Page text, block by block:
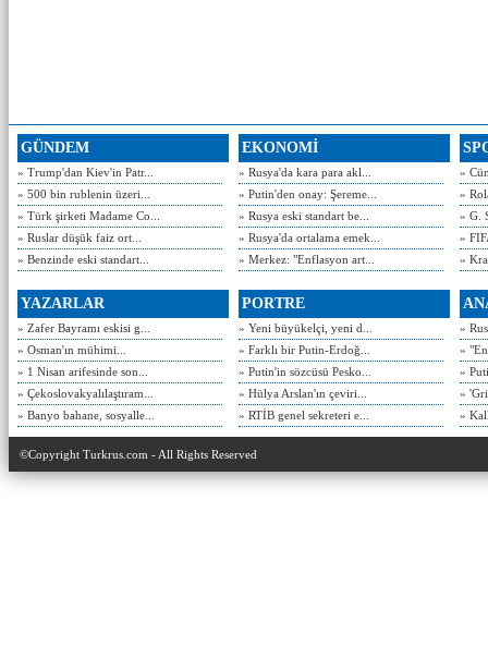
GÜNDEM
» Trump'dan Kiev'in Patr...
» 500 bin rublenin üzeri...
» Türk şirketi Madame Co...
» Ruslar düşük faiz ort...
» Benzinde eski standart...
EKONOMİ
» Rusya'da kara para akl...
» Putin'den onay: Şereme...
» Rusya eski standart be...
» Rusya'da ortalama emek...
» Merkez: "Enflasyon art...
»
»
» G.
»
»
YAZARLAR
» Zafer Bayramı eskisi g...
» Osman'ın mühimi...
» 1 Nisan arifesinde son...
» Çekoslovakyalılaştıram...
» Banyo bahane, sosyalle...
PORTRE
» Yeni büyükelçi, yeni d...
» Farklı bir Putin-Erdoğ...
» Putin'in sözcüsü Pesko...
» Hülya Arslan'ın çeviri...
» RTİB genel sekreteri e...
»
»
»
»
»
©Copyright Turkrus.com - All Rights Reserved